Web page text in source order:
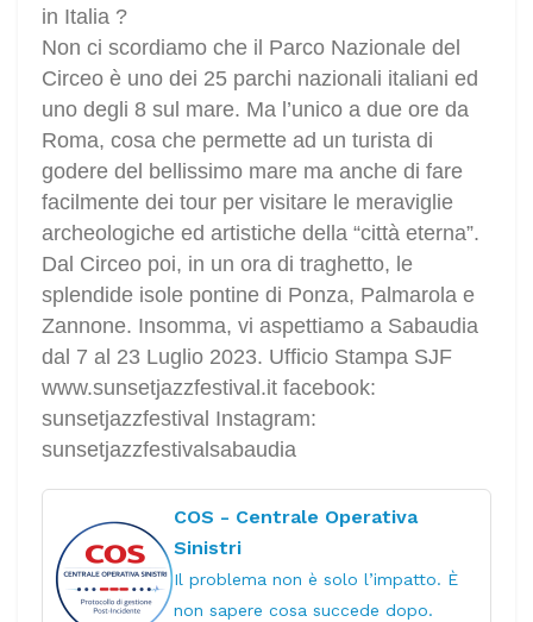
in Italia ?
Non ci scordiamo che il Parco Nazionale del
Circeo è uno dei 25 parchi nazionali italiani ed
uno degli 8 sul mare. Ma l’unico a due ore da
Roma, cosa che permette ad un turista di
godere del bellissimo mare ma anche di fare
facilmente dei tour per visitare le meraviglie
archeologiche ed artistiche della “città eterna”.
Dal Circeo poi, in un ora di traghetto, le
splendide isole pontine di Ponza, Palmarola e
Zannone. Insomma, vi aspettiamo a Sabaudia
dal 7 al 23 Luglio 2023. Ufficio Stampa SJF
www.sunsetjazzfestival.it facebook:
sunsetjazzfestival Instagram:
sunsetjazzfestivalsabaudia
COS - Centrale Operativa
Sinistri
Il problema non è solo l’impatto. È
non sapere cosa succede dopo.